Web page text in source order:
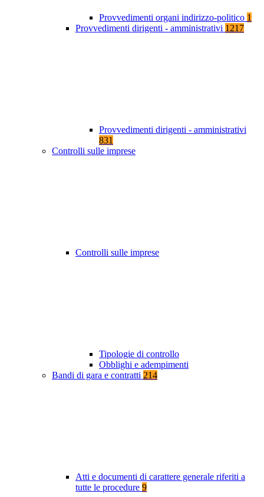
Provvedimenti organi indirizzo-politico 1
Provvedimenti dirigenti - amministrativi 1217
Provvedimenti dirigenti - amministrativi
831
Controlli sulle imprese
Controlli sulle imprese
Tipologie di controllo
Obblighi e adempimenti
Bandi di gara e contratti 214
Atti e documenti di carattere generale riferiti a
tutte le procedure 9